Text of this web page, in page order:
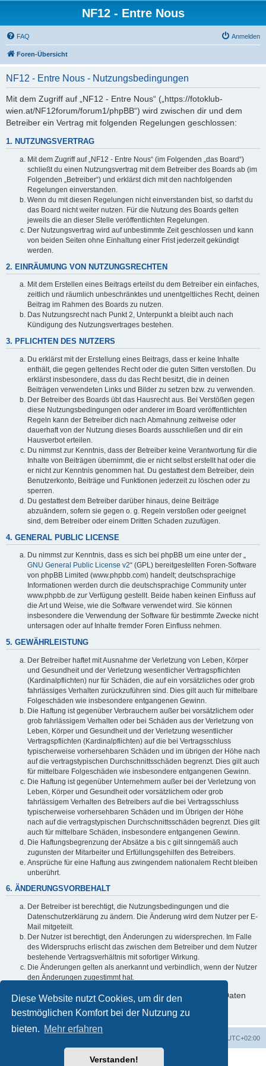
Diese Website nutzt Cookies, um dir den
bestmöglichen Komfort bei der Nutzung zu
bieten. Mehr erfahren
Verstanden!
NF12 - Entre Nous
FAQ Anmelden
Foren-Übersicht
NF12 - Entre Nous - Nutzungsbedingungen
Mit dem Zugriff auf „NF12 - Entre Nous“ („https://fotoklub-
wien.at/NF12forum/forum1/phpBB“) wird zwischen dir und dem
Betreiber ein Vertrag mit folgenden Regelungen geschlossen:
1. NUTZUNGSVERTRAG
Mit dem Zugriff auf „NF12 - Entre Nous“ (im Folgenden „das Board“)
schließt du einen Nutzungsvertrag mit dem Betreiber des Boards ab (im
Folgenden „Betreiber“) und erklärst dich mit den nachfolgenden
Regelungen einverstanden.
Wenn du mit diesen Regelungen nicht einverstanden bist, so darfst du
das Board nicht weiter nutzen. Für die Nutzung des Boards gelten
jeweils die an dieser Stelle veröffentlichten Regelungen.
Der Nutzungsvertrag wird auf unbestimmte Zeit geschlossen und kann
von beiden Seiten ohne Einhaltung einer Frist jederzeit gekündigt
werden.
2. EINRÄUMUNG VON NUTZUNGSRECHTEN
Mit dem Erstellen eines Beitrags erteilst du dem Betreiber ein einfaches,
zeitlich und räumlich unbeschränktes und unentgeltliches Recht, deinen
Beitrag im Rahmen des Boards zu nutzen.
Das Nutzungsrecht nach Punkt 2, Unterpunkt a bleibt auch nach
Kündigung des Nutzungsvertrages bestehen.
3. PFLICHTEN DES NUTZERS
Du erklärst mit der Erstellung eines Beitrags, dass er keine Inhalte
enthält, die gegen geltendes Recht oder die guten Sitten verstoßen. Du
erklärst insbesondere, dass du das Recht besitzt, die in deinen
Beiträgen verwendeten Links und Bilder zu setzen bzw. zu verwenden.
Der Betreiber des Boards übt das Hausrecht aus. Bei Verstößen gegen
diese Nutzungsbedingungen oder anderer im Board veröffentlichten
Regeln kann der Betreiber dich nach Abmahnung zeitweise oder
dauerhaft von der Nutzung dieses Boards ausschließen und dir ein
Hausverbot erteilen.
Du nimmst zur Kenntnis, dass der Betreiber keine Verantwortung für die
Inhalte von Beiträgen übernimmt, die er nicht selbst erstellt hat oder die
er nicht zur Kenntnis genommen hat. Du gestattest dem Betreiber, dein
Benutzerkonto, Beiträge und Funktionen jederzeit zu löschen oder zu
sperren.
Du gestattest dem Betreiber darüber hinaus, deine Beiträge
abzuändern, sofern sie gegen o. g. Regeln verstoßen oder geeignet
sind, dem Betreiber oder einem Dritten Schaden zuzufügen.
4. GENERAL PUBLIC LICENSE
Du nimmst zur Kenntnis, dass es sich bei phpBB um eine unter der „
GNU General Public License v2“ (GPL) bereitgestellten Foren-Software
von phpBB Limited (www.phpbb.com) handelt; deutschsprachige
Informationen werden durch die deutschsprachige Community unter
www.phpbb.de zur Verfügung gestellt. Beide haben keinen Einfluss auf
die Art und Weise, wie die Software verwendet wird. Sie können
insbesondere die Verwendung der Software für bestimmte Zwecke nicht
untersagen oder auf Inhalte fremder Foren Einfluss nehmen.
5. GEWÄHRLEISTUNG
Der Betreiber haftet mit Ausnahme der Verletzung von Leben, Körper
und Gesundheit und der Verletzung wesentlicher Vertragspflichten
(Kardinalpflichten) nur für Schäden, die auf ein vorsätzliches oder grob
fahrlässiges Verhalten zurückzuführen sind. Dies gilt auch für mittelbare
Folgeschäden wie insbesondere entgangenen Gewinn.
Die Haftung ist gegenüber Verbrauchern außer bei vorsätzlichem oder
grob fahrlässigem Verhalten oder bei Schäden aus der Verletzung von
Leben, Körper und Gesundheit und der Verletzung wesentlicher
Vertragspflichten (Kardinalpflichten) auf die bei Vertragsschluss
typischerweise vorhersehbaren Schäden und im übrigen der Höhe nach
auf die vertragstypischen Durchschnittsschäden begrenzt. Dies gilt auch
für mittelbare Folgeschäden wie insbesondere entgangenen Gewinn.
Die Haftung ist gegenüber Unternehmern außer bei der Verletzung von
Leben, Körper und Gesundheit oder vorsätzlichem oder grob
fahrlässigem Verhalten des Betreibers auf die bei Vertragsschluss
typischerweise vorhersehbaren Schäden und im Übrigen der Höhe
nach auf die vertragstypischen Durchschnittsschäden begrenzt. Dies gilt
auch für mittelbare Schäden, insbesondere entgangenen Gewinn.
Die Haftungsbegrenzung der Absätze a bis c gilt sinngemäß auch
zugunsten der Mitarbeiter und Erfüllungsgehilfen des Betreibers.
Ansprüche für eine Haftung aus zwingendem nationalem Recht bleiben
unberührt.
6. ÄNDERUNGSVORBEHALT
Der Betreiber ist berechtigt, die Nutzungsbedingungen und die
Datenschutzerklärung zu ändern. Die Änderung wird dem Nutzer per E-
Mail mitgeteilt.
Der Nutzer ist berechtigt, den Änderungen zu widersprechen. Im Falle
des Widerspruchs erlischt das zwischen dem Betreiber und dem Nutzer
bestehende Vertragsverhältnis mit sofortiger Wirkung.
Die Änderungen gelten als anerkannt und verbindlich, wenn der Nutzer
den Änderungen zugestimmt hat.
Informationen über den Umgang mit deinen persönlichen Daten
sind in der Datenschutzerklärung enthalten.
UTC+02:00
Powered byphpBB® Forum Software © phpBB Limited